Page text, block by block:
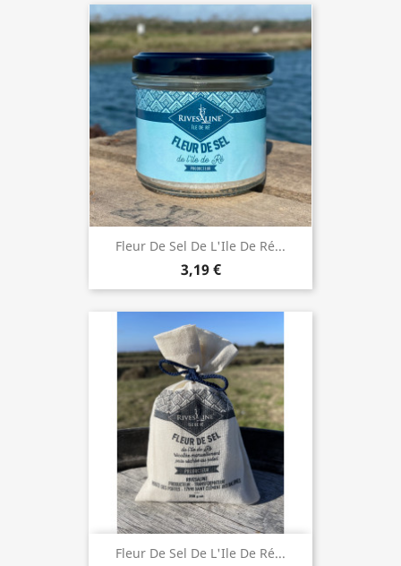
Fleur De Sel De L'Ile De Ré...
3,19 €
Fleur De Sel De L'Ile De Ré...